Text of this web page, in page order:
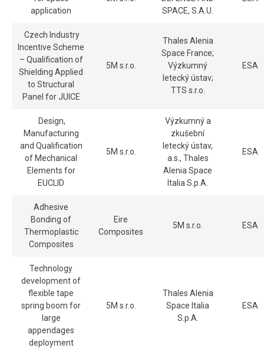
application
SPACE, S.A.U.
Czech Industry
Incentive Scheme
– Qualification of
Shielding Applied
to Structural
Panel for JUICE
5M s.r.o.
Thales Alenia
Space France;
Výzkumný
letecký ústav;
TTS s.r.o.
ESA
Design,
Manufacturing
and Qualification
of Mechanical
Elements for
EUCLID
5M s.r.o.
Výzkumný a
zkušební
letecký ústav,
a.s., Thales
Alenia Space
Italia S.p.A.
ESA
Adhesive
Bonding of
Thermoplastic
Composites
Eire
Composites
5M s.r.o. ESA
Technology
development of
flexible tape
spring boom for
large
appendages
deployment
5M s.r.o.
Thales Alenia
Space Italia
S.p.A.
ESA